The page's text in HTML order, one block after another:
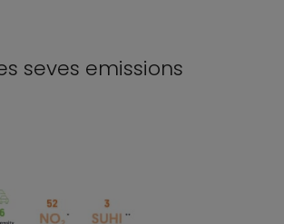
seves emissions